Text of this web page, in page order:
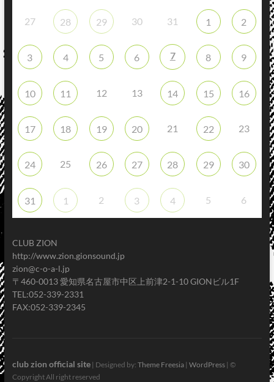
27 28 29 30 31 1 2
3 4 5 6 7 8 9
10 11 12 13 14 15 16
17 18 19 20 21 22 23
24 25 26 27 28 29 30
31 1 2 3 4 5 6
CLUB ZION
http://www.zion.gionsound.jp
zion@c-o-a-l.jp
〒460-0013 愛知県名古屋市中区上前津2-1-10 GIONビル1F
TEL:052-339-2331
FAX:052-339-2345
club zion official site| Designed by: Theme Freesia| WordPress| ©
Copyright All right reserved